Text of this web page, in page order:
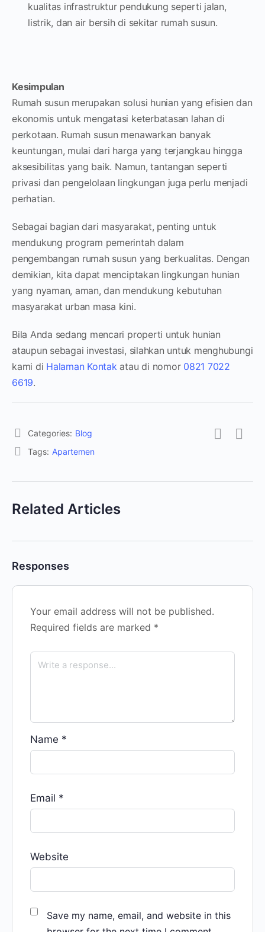
kualitas infrastruktur pendukung seperti jalan,
listrik, dan air bersih di sekitar rumah susun.
Kesimpulan
Rumah susun merupakan solusi hunian yang efisien dan
ekonomis untuk mengatasi keterbatasan lahan di
perkotaan. Rumah susun menawarkan banyak
keuntungan, mulai dari harga yang terjangkau hingga
aksesibilitas yang baik. Namun, tantangan seperti
privasi dan pengelolaan lingkungan juga perlu menjadi
perhatian.
Sebagai bagian dari masyarakat, penting untuk
mendukung program pemerintah dalam
pengembangan rumah susun yang berkualitas. Dengan
demikian, kita dapat menciptakan lingkungan hunian
yang nyaman, aman, dan mendukung kebutuhan
masyarakat urban masa kini.
Bila Anda sedang mencari properti untuk hunian
ataupun sebagai investasi, silahkan untuk menghubungi
kami di Halaman Kontakatau di nomor 0821 7022
6619.
Categories: Blog
Tags: Apartemen
Related Articles
Responses
Your email address will not be published.
Required fields are marked *
Name *
Email *
Website
Save my name, email, and website in this